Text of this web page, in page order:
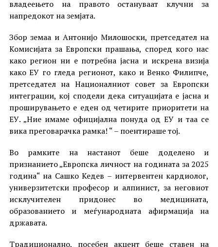
владеењето на правото остануваат клучни за
напредокот на земјата.
Збор земаа и Антонијо Милошоски, претседател на
Комисијата за Европски прашања, според кого нас
како регион ни е потребна јасна и искрена визија
како ЕУ го гледа регионот, како и Венко Филипче,
претседател на Националниот совет за Европски
интеграции, кој сподели дека ситуацијата е јасна и
проширувањето е еден од четирите приоритети на
ЕУ. „Ние имаме официјална понуда од ЕУ и таа се
вика преговарачка рамка! “ – поентираше тој.
Во рамките на настанот беше доделено и
признанието „Европска личност на годината за 2025
година“ на Сашко Кедев – интервентен кардиолог,
универзитетски професор и алпинист, за неговиот
исклучителен придонес во медицината,
образованието и меѓународната афирмација на
државата.
Традиционално, посебен акцент беше ставен на